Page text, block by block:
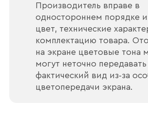
Производитель вправе в
одностороннем порядке
цвет, технические
комплектацию товара.
на экране цветовые тона
могут неточно передавать
фактический вид из‑за
цветопередачи экрана.